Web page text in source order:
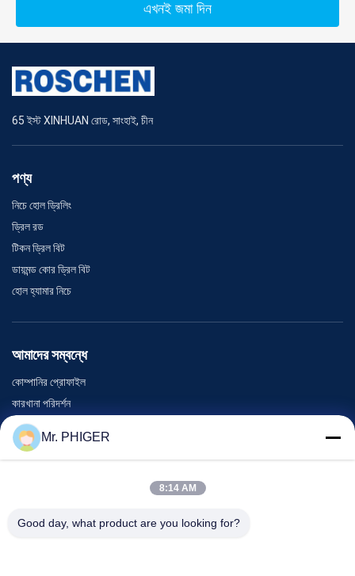
এখনই জমা দিন
65 ইস্ট XINHUAN রোড, সাংহাই, চীন
পণ্য
নিচে হোল ড্রিলিং
ড্রিল রড
টিকন ড্রিল বিট
ডায়মন্ড কোর ড্রিল বিট
হোল হ্যামার নিচে
আমাদের সম্বন্ধে
কোম্পানির প্রোফাইল
কারখানা পরিদর্শন
গুণমান নিয়ন্ত্রণ
সাইট ম্যাপ
ঘটনা
Mr. PHIGER
8:14 AM
Good day, what product are you looking for?